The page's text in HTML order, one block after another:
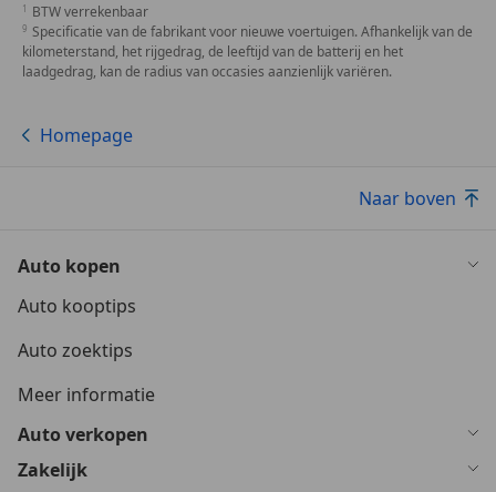
BTW verrekenbaar
Specificatie van de fabrikant voor nieuwe voertuigen. Afhankelijk van de
kilometerstand, het rijgedrag, de leeftijd van de batterij en het
laadgedrag, kan de radius van occasies aanzienlijk variëren.
Homepage
Naar boven
Auto kopen
Auto kooptips
Auto zoektips
Meer informatie
Auto verkopen
Zakelijk